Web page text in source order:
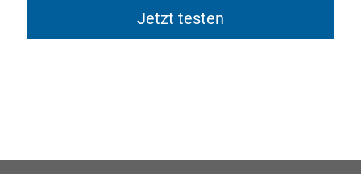
Jetzt testen